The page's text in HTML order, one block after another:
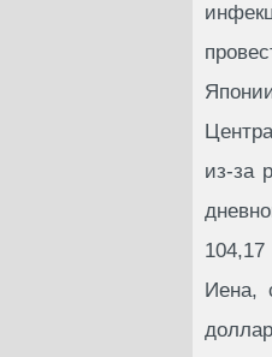
из-за
Иена,